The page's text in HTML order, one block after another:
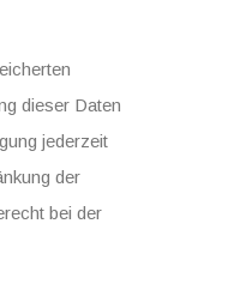
dieser Daten
jederzeit
der
bei der